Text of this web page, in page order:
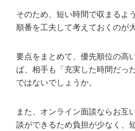
そのため、短い時間で収まるよ
順番を工夫して考えておくのが
要点をまとめて、優先順位の高
ば、相手も「充実した時間だっ
ではないでしょうか。
また、オンライン面談ならお互
談ができるため負担が少なく、